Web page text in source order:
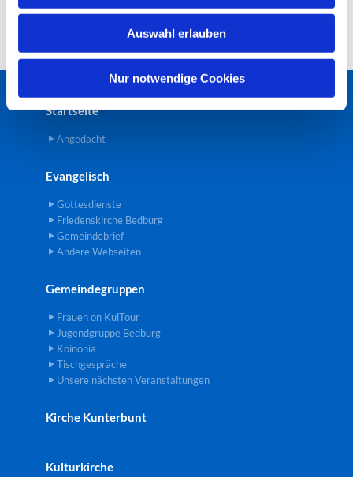
l
Auswahl erlauben
Nur notwendige Cookies
Startseite
Angedacht
Evangelisch
Gottesdienste
Friedenskirche Bedburg
Gemeindebrief
Andere Webseiten
Gemeindegruppen
Frauen on KulTour
Jugendgruppe Bedburg
Koinonia
Tischgespräche
Unsere nächsten Veranstaltungen
Kirche Kunterbunt
Kulturkirche